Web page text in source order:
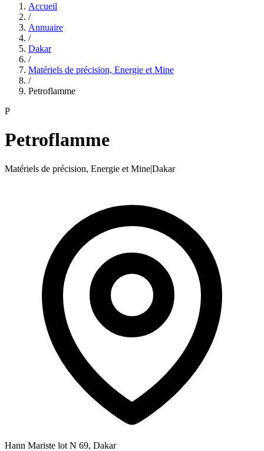
Accueil
/
Annuaire
/
Dakar
/
Matériels de précision, Energie et Mine
/
Petroflamme
P
Petroflamme
Matériels de précision, Energie et Mine|Dakar
Hann Mariste lot N 69, Dakar